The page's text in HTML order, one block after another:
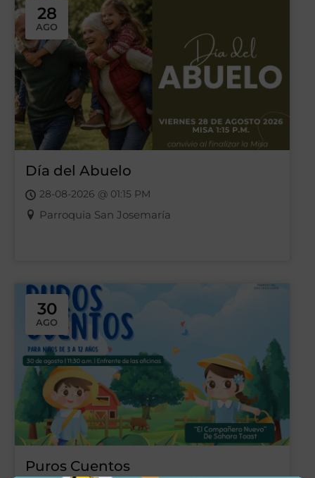
28
AGO
Día del Abuelo
28-08-2026 @ 01:15 PM
Parroquia San Josemaría
30
AGO
Puros Cuentos